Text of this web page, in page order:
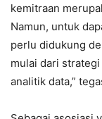
kemitraan
Namun, untuk
perlu didukung
mulai dari
analitik data,”